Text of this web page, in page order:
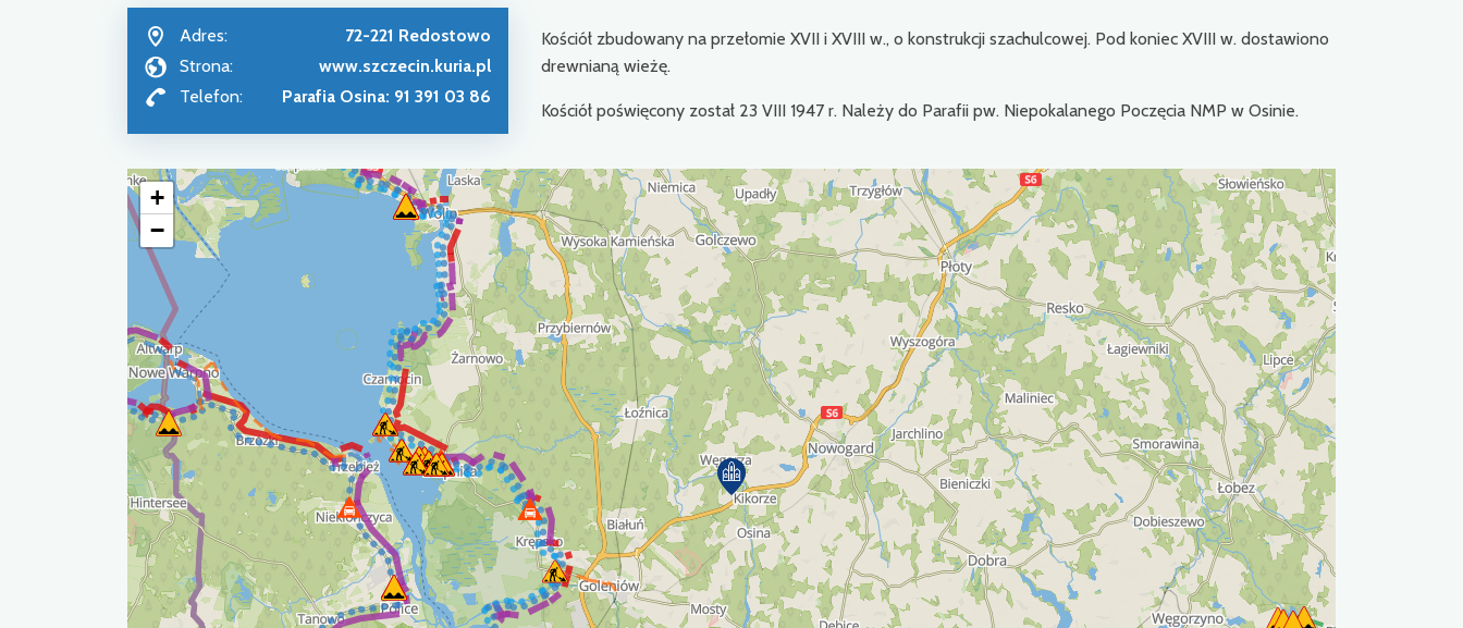
Adres:
72-221 Redostowo
Strona:
www.szczecin.kuria.pl
Telefon:
Parafia Osina: 91 391 03 86
Kościół zbudowany na przełomie XVII i XVIII w., o konstrukcji szachulcowej. Pod koniec XVIII w. dostawiono
drewnianą wieżę.
Kościół poświęcony został 23 VIII 1947 r. Należy do Parafii pw. Niepokalanego Poczęcia NMP w Osinie.
+
−